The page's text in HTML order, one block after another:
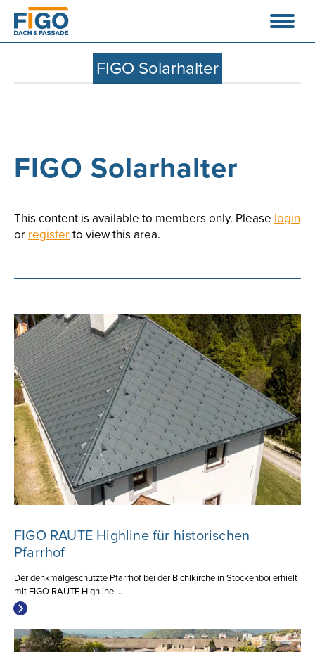
FIGO Solarhalter
FIGO Solarhalter
This content is available to members only. Please login
orregisterto view this area.
FIGO RAUTE Highline für historischen
Pfarrhof
Der denkmalgeschützte Pfarrhof bei der Bichlkirche in Stockenboi erhielt
mit FIGO RAUTE Highline ...